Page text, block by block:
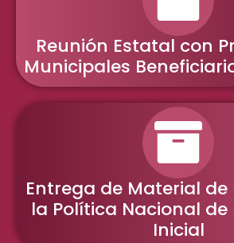
Reunión Estatal con
Municipales
Entrega de Material de
la Política Nacional de
Inicial